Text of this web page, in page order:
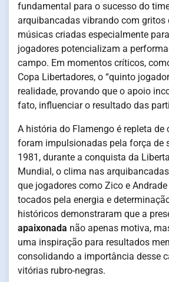
fundamental para o sucesso do
arquibancadas vibrando com gritos
músicas criadas especialmente
jogadores potencializam a
campo. Em momentos críticos,
Copa Libertadores, o “quinto
realidade, provando que o apoio
fato, influenciar o resultado das
A história do Flamengo é repleta de
foram impulsionadas pela força de
1981, durante a conquista da
Mundial, o clima nas
que jogadores como Zico e
tocados pela energia e
históricos demonstraram que a
apaixonada não apenas motiva,
uma inspiração para resultados
consolidando a importância desse
vitórias rubro-negras.